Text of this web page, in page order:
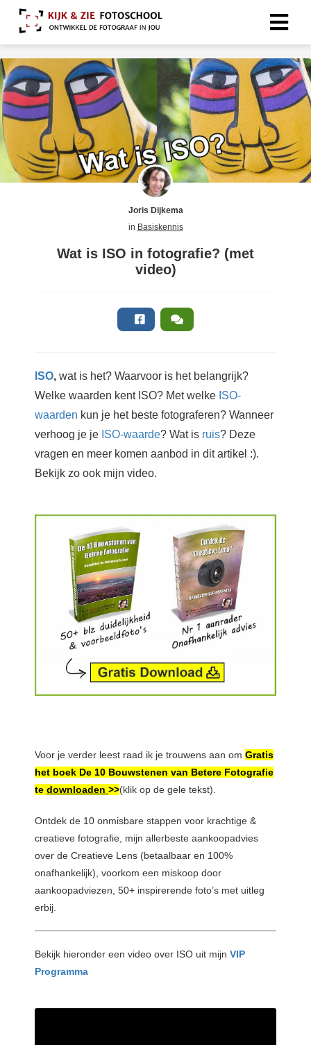
Joris Dijkema
in Basiskennis
Wat is ISO in fotografie? (met
video)
ISO, wat is het? Waarvoor is het belangrijk?
Welke waarden kent ISO? Met welke ISO-
waarden kun je het beste fotograferen? Wanneer
verhoog je je ISO-waarde? Wat is ruis? Deze
vragen en meer komen aanbod in dit artikel :).
Bekijk zo ook mijn video.
Voor je verder leest raad ik je trouwens aan om Gratis
het boek De 10 Bouwstenen van Betere Fotografie
te downloaden >>(klik op de gele tekst).
Ontdek de 10 onmisbare stappen voor krachtige &
creatieve fotografie, mijn allerbeste aankoopadvies
over de Creatieve Lens (betaalbaar en 100%
onafhankelijk), voorkom een miskoop door
aankoopadviezen, 50+ inspirerende foto’s met uitleg
erbij.
Bekijk hieronder een video over ISO uit mijn VIP
Programma